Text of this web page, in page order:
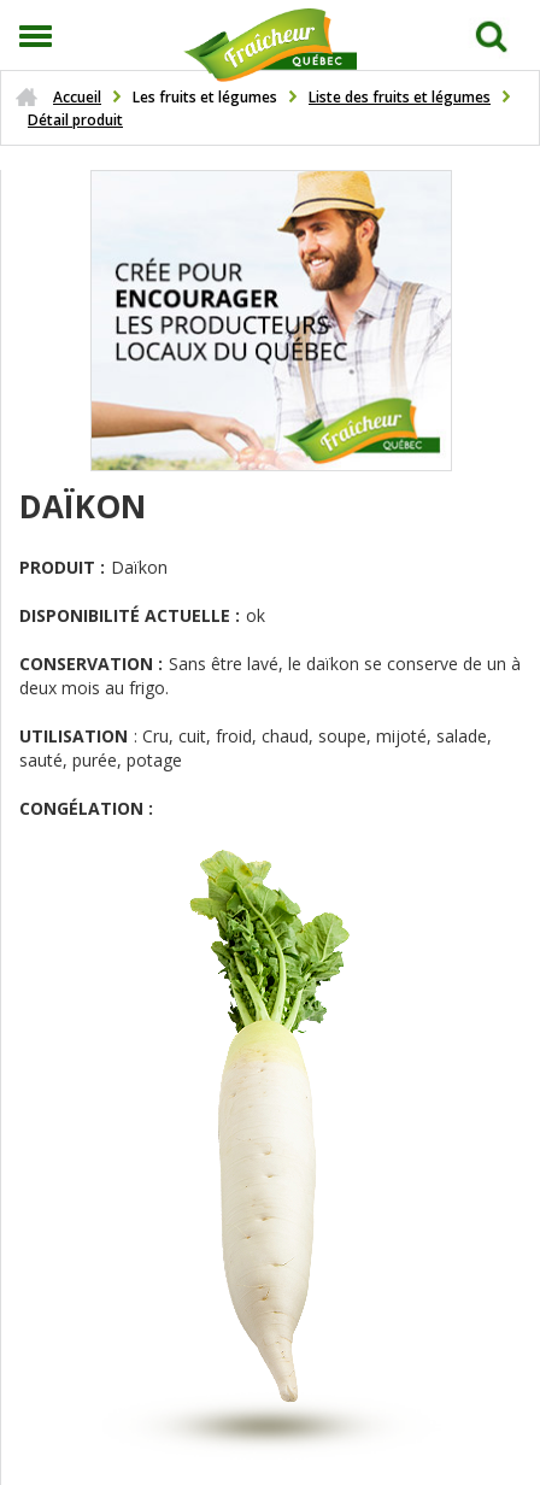
Accueil Les fruits et légumes
Liste des fruits et légumes
Détail produit
DAÏKON
PRODUIT : Daïkon
DISPONIBILITÉ ACTUELLE : ok
CONSERVATION : Sans être lavé, le daïkon se conserve de un à
deux mois au frigo.
UTILISATION : Cru, cuit, froid, chaud, soupe, mijoté, salade,
sauté, purée, potage
CONGÉLATION :